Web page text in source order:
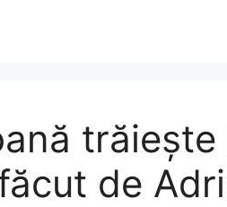
de